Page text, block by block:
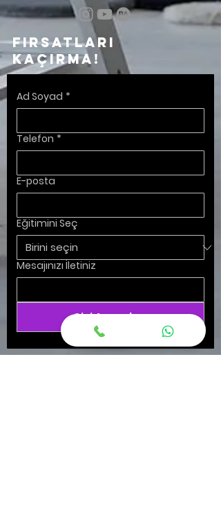
Fırsatları
kaçırma!
Ad Soyad *
Telefon *
E-posta
Eğitimini Seç
Mesajınızı İletiniz
Sizi Arayalım